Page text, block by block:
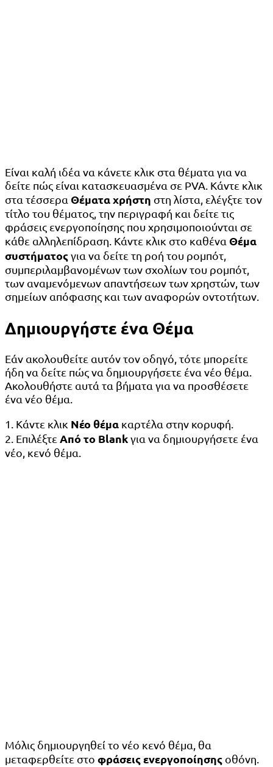
Είναι καλή ιδέα να κάνετε κλικ στα θέματα για να
δείτε πώς είναι κατασκευασμένα σε PVA. Κάντε κλικ
στα τέσσερα Θέματα χρήστη στη λίστα, ελέγξτε τον
τίτλο του θέματος, την περιγραφή και δείτε τις
φράσεις ενεργοποίησης που χρησιμοποιούνται σε
κάθε αλληλεπίδραση. Κάντε κλικ στο καθένα Θέμα
συστήματοςγια να δείτε τη ροή του ρομπότ,
συμπεριλαμβανομένων των σχολίων του ρομπότ,
των αναμενόμενων απαντήσεων των χρηστών, των
σημείων απόφασης και των αναφορών οντοτήτων.
Δημιουργήστε ένα Θέμα
Εάν ακολουθείτε αυτόν τον οδηγό, τότε μπορείτε
ήδη να δείτε πώς να δημιουργήσετε ένα νέο θέμα.
Ακολουθήστε αυτά τα βήματα για να προσθέσετε
ένα νέο θέμα.
1. Κάντε κλικ Νέο θέμα καρτέλα στην κορυφή.
2. ΕπιλέξτεΑπό το Blankγια να δημιουργήσετε ένα
νέο, κενό θέμα.
Μόλις δημιουργηθεί το νέο κενό θέμα, θα
μεταφερθείτε στο φράσεις ενεργοποίησης οθόνη.